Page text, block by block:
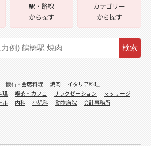
駅・路線
から探す
カテゴリー
から探す
検索
懐石・会席料理 焼肉
イタリア料理
理 喫茶・カフェ リラクゼーション
マッサージ
ル 内科 小児科 動物病院
会計事務所